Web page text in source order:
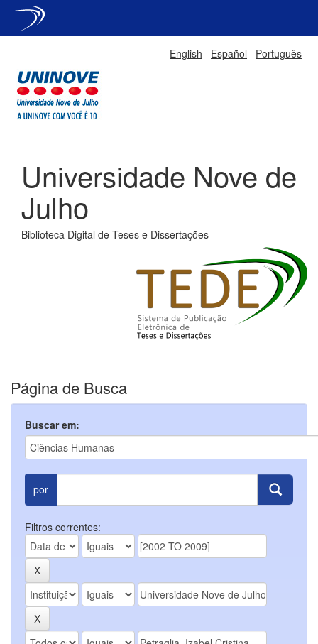
English Español Português
Universidade Nove de
Julho
Biblioteca Digital de Teses e Dissertações
Página de Busca
Buscar em:
por
Filtros correntes: